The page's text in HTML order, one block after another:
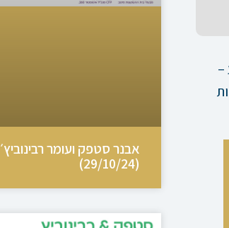
–
אבנר סטפק ועומר רבינוביץ׳
(29/10/24)